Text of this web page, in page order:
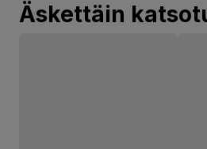
Äskettäin